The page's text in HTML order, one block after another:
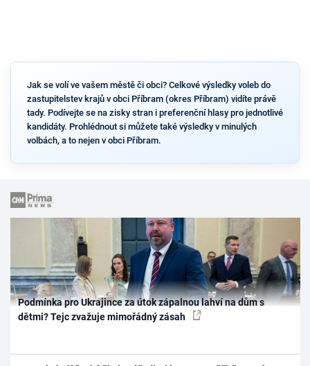
Jak se volí ve vašem městě či obci? Celkové výsledky voleb do
zastupitelstev krajů v obci Příbram (okres Příbram) vidíte právě
tady. Podívejte se na zisky stran i preferenční hlasy pro jednotlivé
kandidáty. Prohlédnout si můžete také výsledky v minulých
volbách, a to nejen v obci Příbram.
Podmínka pro Ukrajince za útok zápalnou lahví na dům s
dětmi? Tejc zvažuje mimořádný zásah